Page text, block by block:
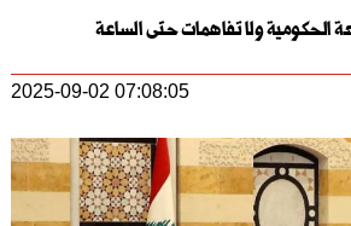
الحكومية ولا تفاهمات حتى الساعة
2025-09-02 07:08:05